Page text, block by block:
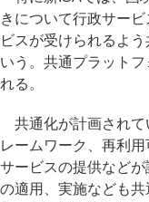
きについて行政サー
ビスが受けられるよ
いう。共通プラット
れる。
共通化が計画されて
レームワーク、再利
サービスの提供など
の適用、実施なども